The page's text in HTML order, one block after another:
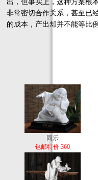
出，但事实上，这种方案根
非常密切合作关系，甚至已
的成本，产出却并不能等比
同乐
包邮特价:360